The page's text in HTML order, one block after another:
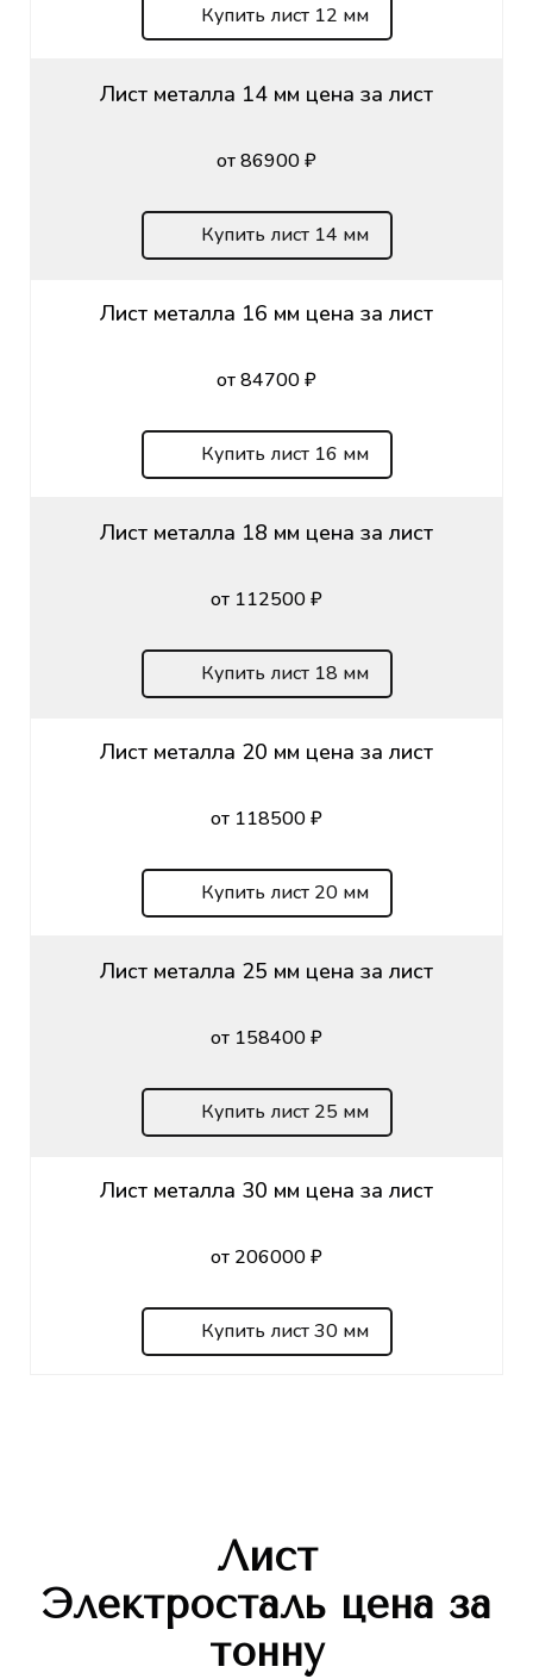
Купить лист 12 мм
Лист металла 14 мм цена за лист
от 86900 ₽
Купить лист 14 мм
Лист металла 16 мм цена за лист
от 84700 ₽
Купить лист 16 мм
Лист металла 18 мм цена за лист
от 112500 ₽
Купить лист 18 мм
Лист металла 20 мм цена за лист
от 118500 ₽
Купить лист 20 мм
Лист металла 25 мм цена за лист
от 158400 ₽
Купить лист 25 мм
Лист металла 30 мм цена за лист
от 206000 ₽
Купить лист 30 мм
Лист
Электросталь цена за
тонну